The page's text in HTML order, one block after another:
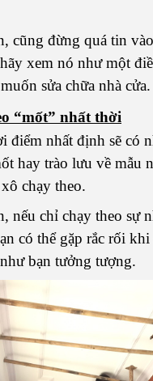
cũng đừng quá tin
xem nó như một
sửa chữa nhà cửa.
“mốt” nhất thời
điểm nhất định sẽ có
hay trào lưu về mẫu
chạy theo.
nếu chỉ chạy theo sự
có thể gặp rắc rối
bạn tưởng tượng.